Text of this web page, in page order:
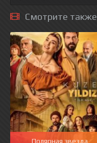
Смотрите также
Полярная звезда